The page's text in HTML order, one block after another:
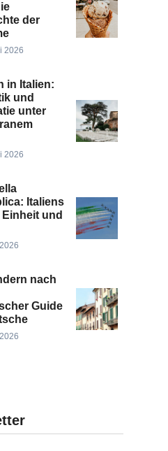
der
2026
in Italien:
und
unter
2026
Italiens
und
nach
Guide